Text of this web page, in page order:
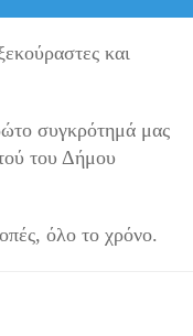
και
συγκρότημά μας
του Δήμου
όλο το χρόνο.